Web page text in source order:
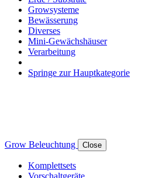
Growsysteme
Bewässerung
Diverses
Mini-Gewächshäuser
Verarbeitung
Springe zur Hauptkategorie
Grow Beleuchtung Close
Komplettsets
Vorschaltgeräte